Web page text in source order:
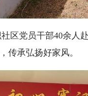
区党员干部40余人
传承弘扬好家风。